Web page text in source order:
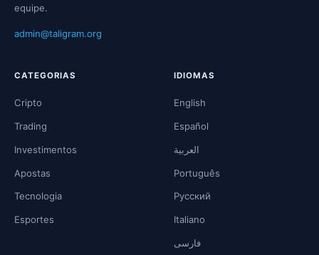
equipe.
admin@taligram.org
CATEGORIAS
Cripto
Trading
Investimentos
Apostas
Tecnologia
Esportes
IDIOMAS
English
Español
العربية
Português
Русский
Italiano
فارسی